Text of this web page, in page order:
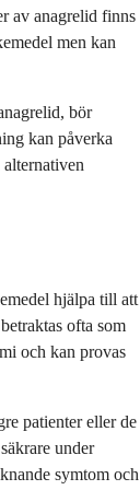
av anagrelid finns
men kan
bör
kan påverka
hjälpa till att
ofta som
och kan provas
patienter eller de
under
symtom och